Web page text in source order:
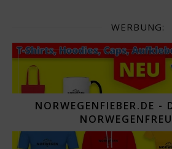
WERBUNG:
NORWEGENFIEBER.DE -